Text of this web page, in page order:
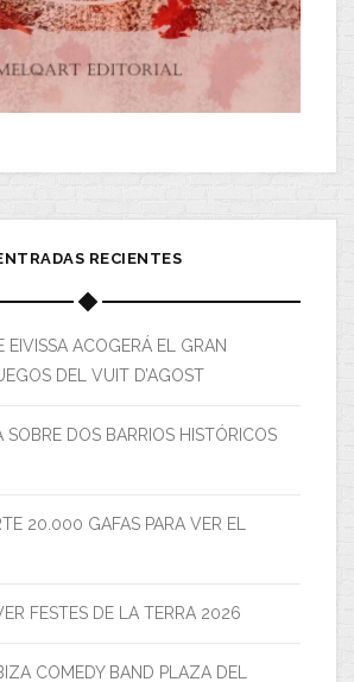
RECIENTES
EIVISSA ACOGERÁ EL GRAN
DEL VUIT D’AGOST
SOBRE DOS BARRIOS HISTÓRICOS
20.000 GAFAS PARA VER EL
FESTES DE LA TERRA 2026
COMEDY BAND PLAZA DEL